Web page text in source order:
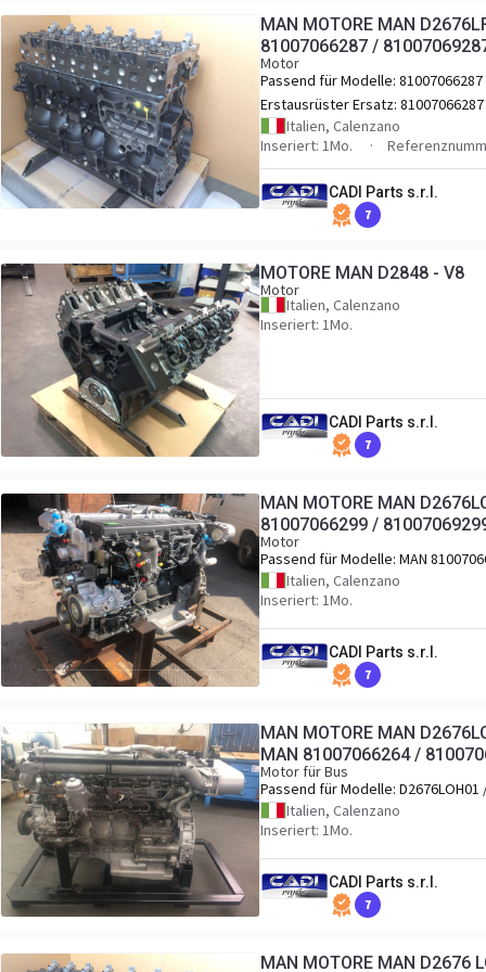
MAN MOTORE MAN
81007066287 /
Motor
Passend für Modelle: 81007066287
81007069287 BUS: D2676 LOH /
LOH30 / D2676 LOH31 / D2676
D2676 LOH35 / D2676 LOH36 TRUCK:
/ D2676 LF50 / D2676 LF55 / D2676
LF56 / D2676 LF57
Erstausrüster Ersatz:
81007069287
Italien, Calenzano
Inseriert: 1Mo.
CADI Parts s.r.l.
7
MOTORE MAN D2848 - V8
Motor
Italien, Calenzano
Inseriert: 1Mo.
CADI Parts s.r.l.
7
MAN MOTORE MAN
81007066299 /
Motor
Passend für Modelle: MAN
/ 81007069299 Altre varianti BUS
LOH / D2676 LOH30 / D2676 LOH31 /
D2676 LF25 / D2676 LF45 / D2676
D2676 LF47 / D2676 LF48 / D2676
Italien, Calenzano
Inseriert: 1Mo.
CADI Parts s.r.l.
7
MAN MOTORE MAN
MAN 81007066264 /
Motor für Bus
Passend für Modelle: D2676LOH01
D2676LOH02 / D2676LOH04 /
D2676LOH10 / D2676LOH26 /
Italien, Calenzano
Inseriert: 1Mo.
CADI Parts s.r.l.
7
MAN MOTORE MAN D2676